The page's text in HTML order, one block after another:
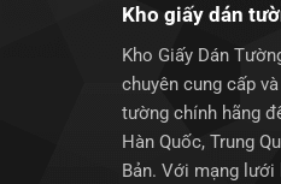
Kho giấy dán
Kho Giấy Dán
chuyên cung cấp
tường chính hãng
Hàn Quốc, Trung
Bản. Với mạng lưới